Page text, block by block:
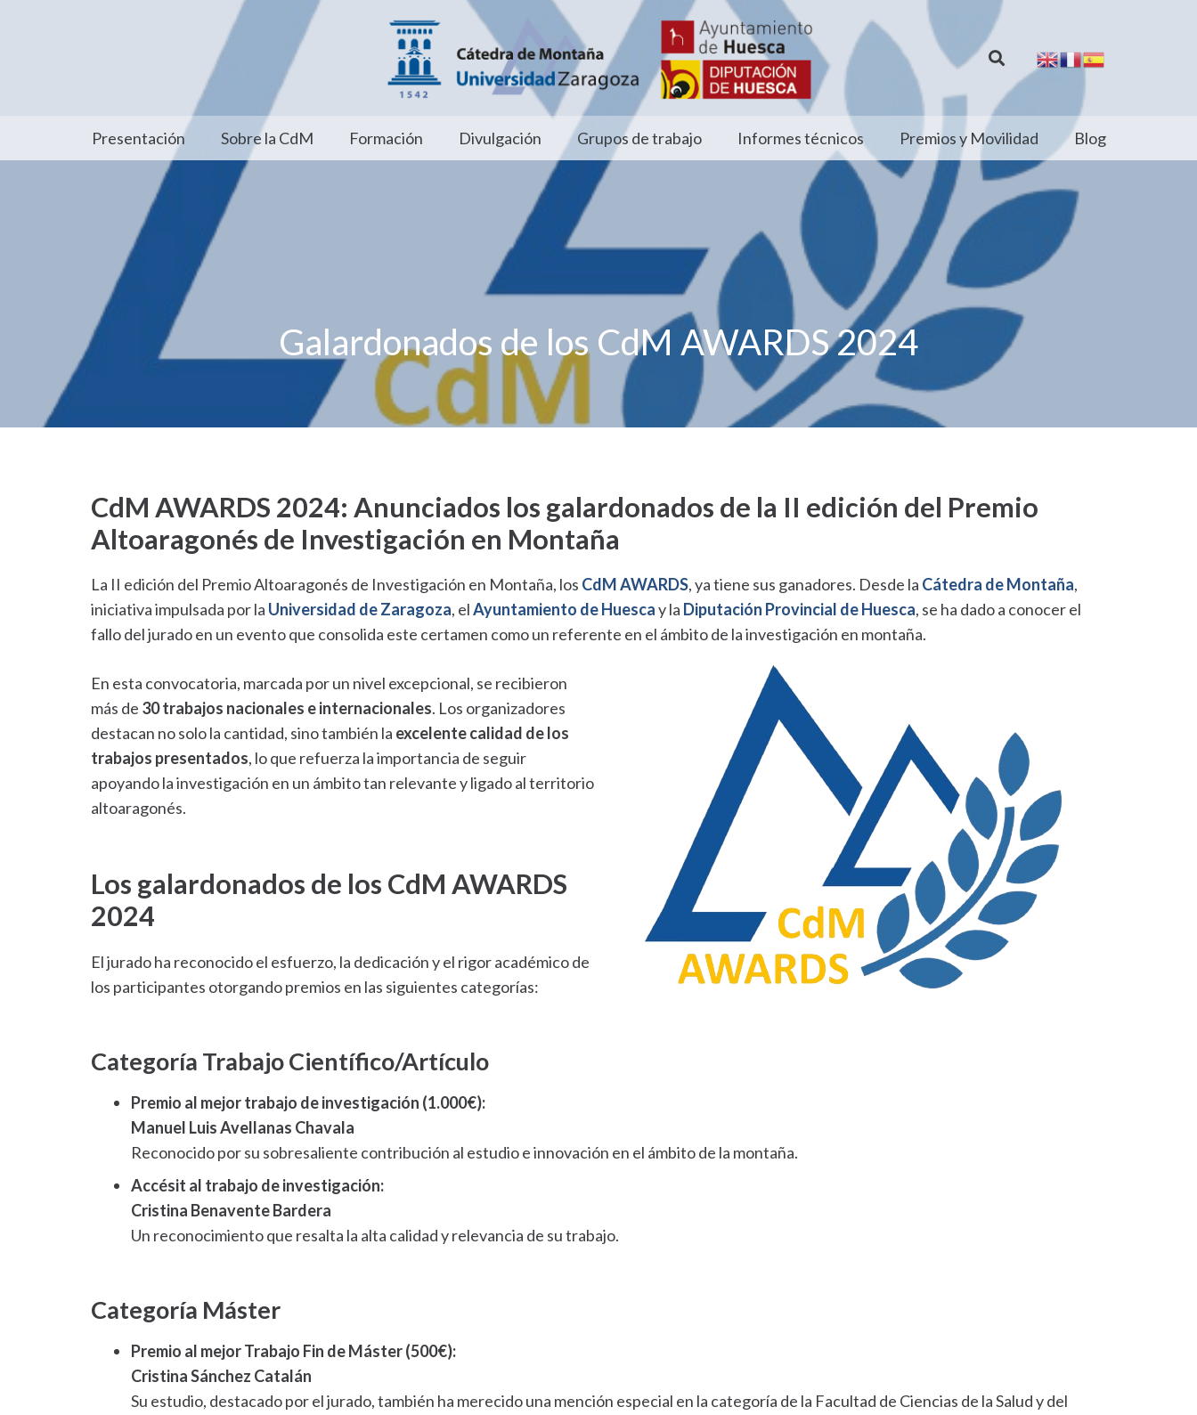
Presentación Sobre la CdM Formación Divulgación Grupos de trabajo Informes técnicos Premios y Movilidad Blog
Galardonados de los CdM AWARDS 2024
CdM AWARDS 2024: Anunciados los galardonados de la II edición del Premio
Altoaragonés de Investigación en Montaña
La II edición del Premio Altoaragonés de Investigación en Montaña, los CdM AWARDS, ya tiene sus ganadores. Desde la Cátedra de Montaña,
iniciativa impulsada por la Universidad de Zaragoza, elAyuntamiento de Huescay la Diputación Provincial de Huesca, se ha dado a conocer el
fallo del jurado en un evento que consolida este certamen como un referente en el ámbito de la investigación en montaña.
En esta convocatoria, marcada por un nivel excepcional, se recibieron
más de 30 trabajos nacionales e internacionales. Los organizadores
destacan no solo la cantidad, sino también la excelente calidad de los
trabajos presentados, lo que refuerza la importancia de seguir
apoyando la investigación en un ámbito tan relevante y ligado al territorio
altoaragonés.
Los galardonados de los CdM AWARDS
2024
El jurado ha reconocido el esfuerzo, la dedicación y el rigor académico de
los participantes otorgando premios en las siguientes categorías:
Categoría Trabajo Científico/Artículo
Premio al mejor trabajo de investigación (1.000€):
Manuel Luis Avellanas Chavala
Reconocido por su sobresaliente contribución al estudio e innovación en el ámbito de la montaña.
Accésit al trabajo de investigación:
Cristina Benavente Bardera
Un reconocimiento que resalta la alta calidad y relevancia de su trabajo.
Categoría Máster
Premio al mejor Trabajo Fin de Máster (500€):
Cristina Sánchez Catalán
Su estudio, destacado por el jurado, también ha merecido una mención especial en la categoría de la Facultad de Ciencias de la Salud y del